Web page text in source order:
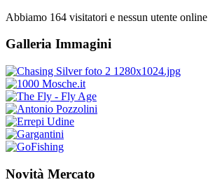
Abbiamo 164 visitatori e nessun utente online
Galleria Immagini
Novità Mercato